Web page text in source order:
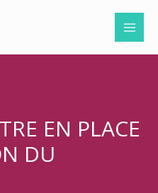
EN PLACE
DU